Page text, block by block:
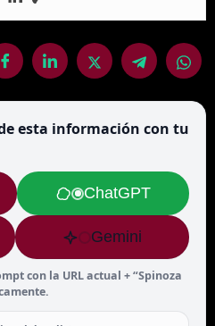
esta información con tu
ChatGPT
Gemini
con la URL actual + “Spinoza